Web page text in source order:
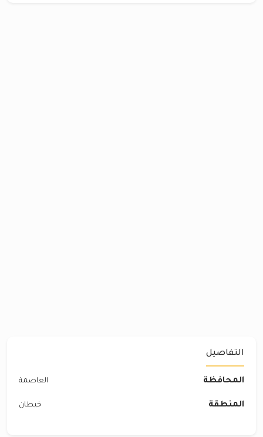
التفاصيل
المحافظة العاصمة
المنطقة خيطان